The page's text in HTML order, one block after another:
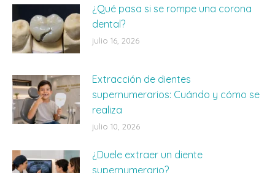
¿Qué pasa si se rompe una corona
dental?
julio 16, 2026
Extracción de dientes
supernumerarios: Cuándo y cómo se
realiza
julio 10, 2026
¿Duele extraer un diente
supernumerario?